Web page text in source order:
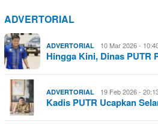
ADVERTORIAL
ADVERTORIAL 10 Mar 2026 -
Hingga Kini, Dinas PUTR
ADVERTORIAL 19 Feb 2026 -
Kadis PUTR Ucapkan